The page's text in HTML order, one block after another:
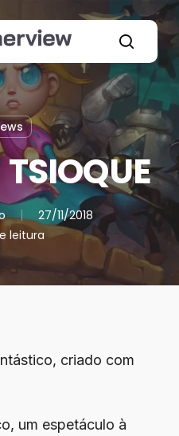
search
27/11/2018
leitura
criado com
um espetáculo à